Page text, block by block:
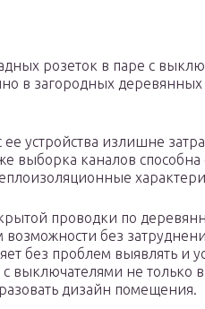
розеток в паре с
в загородных
устройства излишне
выборка каналов
проводки по
без
без проблем выявлять и
выключателями не только
дизайн помещения.